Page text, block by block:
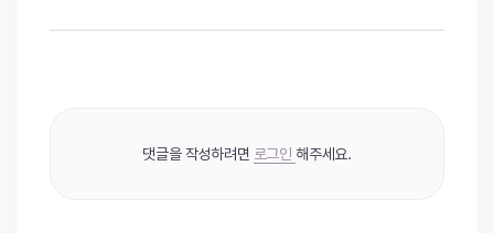
댓글을 작성하려면 로그인 해주세요.